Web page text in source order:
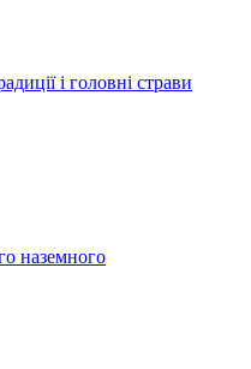
і головні страви
наземного